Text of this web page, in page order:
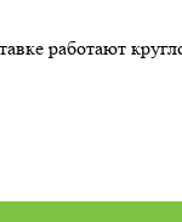
работают